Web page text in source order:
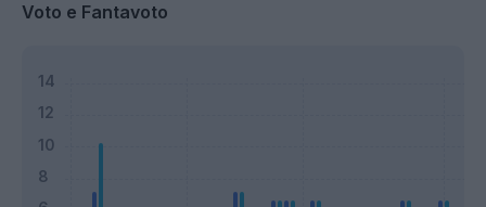
Voto e Fantavoto